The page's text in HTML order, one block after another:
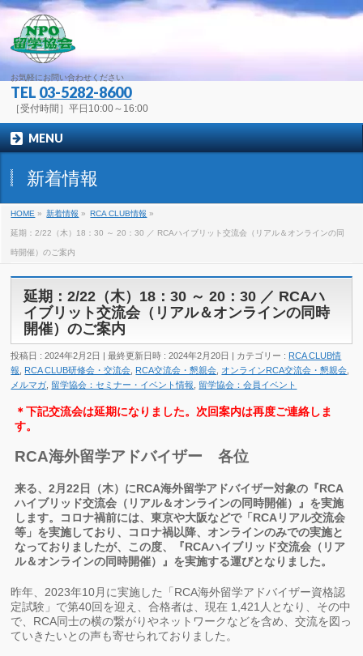
お気軽にお問い合わせください
TEL 03-5282-8600
［受付時間］平日10:00～16:00
MENU
新着情報
HOME » 新着情報 » RCA CLUB情報 »
延期：2/22（木）18：30 ～ 20：30 ／ RCAハイブリット交流会（リアル＆オンラインの同
時開催）のご案内
延期：2/22（木）18：30 ～ 20：30 ／ RCAハ
イブリット交流会（リアル＆オンラインの同時
開催）のご案内
投稿日 : 2024年2月2日 最終更新日時 : 2024年2月20日 カテゴリー : RCA CLUB情
報
RCA CLUB研修会・交流会 RCA交流会・懇親会 オンラインRCA交流会・懇親会
メルマガ 留学協会：セミナー・イベント情報 留学協会：会員イベント
＊下記交流会は延期になりました。次回案内は再度ご連絡しま
す。
RCA海外留学アドバイザー 各位
来る、2月22日（木）にRCA海外留学アドバイザー対象の『RCA
ハイブリッド交流会（リアル＆オンラインの同時開催）』 を実施
します。コロナ禍前には、東京や大阪などで「RCAリアル交流会
等」 を実施しており、コロナ禍以降、 オンラインのみでの実施と
なっておりましたが、この度、『RCAハイブリッド交流会（リア
ル＆オンラインの同時開催）』を実施する運びとなりました。
昨年、2023年10月に実施した「 RCA海外留学アドバイザー資格認
定試験」で第40回を迎え、合格者は、現在 1,421人となり、その中
で、RCA同士の横の繋がりやネットワークなどを含め、交流を図っ
ていきたいとの声も寄せられておりました。